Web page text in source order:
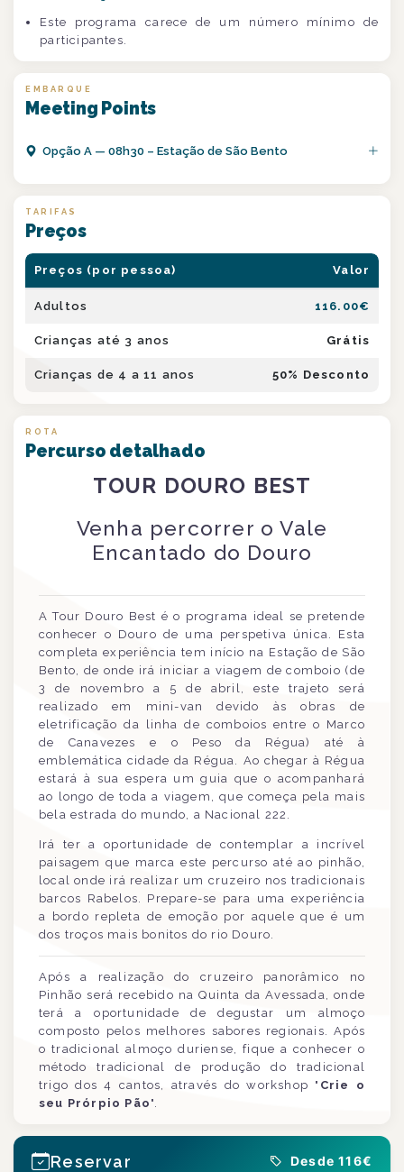
Este programa carece de um número mínimo de
participantes.
EMBARQUE
Meeting Points
OpçãoA —08h30 – Estação de São Bento
TARIFAS
Preços
Preços (por pessoa) Valor
Adultos 116.00€
Crianças até 3 anos Grátis
Crianças de 4 a 11 anos 50% Desconto
ROTA
Percurso detalhado
TOUR DOURO BEST
Venha percorrer o Vale
Encantado do Douro
A Tour Douro Best é o programa ideal se pretende
conhecer o Douro de uma perspetiva única. Esta
completa experiência tem início na Estação de São
Bento, de onde irá iniciar a viagem de comboio (de
3 de novembro a 5 de abril, este trajeto será
realizado em mini-van devido às obras de
eletrificação da linha de comboios entre o Marco
de Canavezes e o Peso da Régua) até à
emblemática cidade da Régua. Ao chegar à Régua
estará à sua espera um guia que o acompanhará
ao longo de toda a viagem, que começa pela mais
bela estrada do mundo, a Nacional 222.
Irá ter a oportunidade de contemplar a incrível
paisagem que marca este percurso até ao pinhão,
local onde irá realizar um cruzeiro nos tradicionais
barcos Rabelos. Prepare-se para uma experiência
a bordo repleta de emoção por aquele que é um
dos troços mais bonitos do rio Douro.
Após a realização do cruzeiro panorâmico no
Pinhão será recebido na Quinta da Avessada, onde
terá a oportunidade de degustar um almoço
composto pelos melhores sabores regionais. Após
o tradicional almoço duriense, fique a conhecer o
método tradicional de produção do tradicional
trigo dos 4 cantos, através do workshop " Crie o
seu Prórpio Pão ".
Reservar Desde 116€